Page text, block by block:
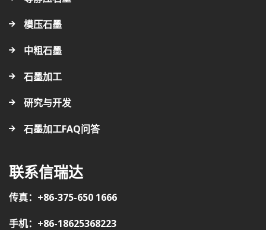
模压石墨
中粗石墨
石墨加工
研究与开发
石墨加工FAQ问答
联系信瑞达
传真：+86-375-650 1666
手机：+86-18625368223